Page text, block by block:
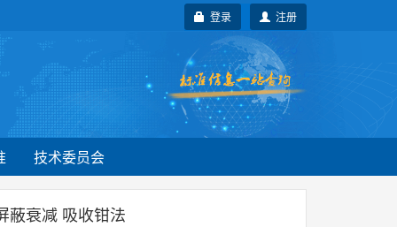
注册
登录
技术委员会
蔽衰减 吸收钳法